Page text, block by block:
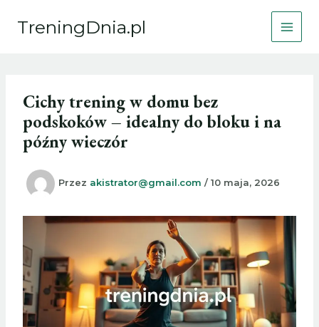
TreningDnia.pl
Cichy trening w domu bez
podskoków – idealny do bloku i na
późny wieczór
Przez akistrator@gmail.com /10 maja, 2026